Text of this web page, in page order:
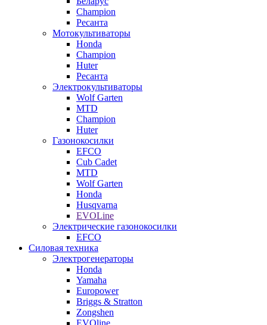
Champion
Ресанта
Мотокультиваторы
Honda
Champion
Huter
Ресанта
Электрокультиваторы
Wolf Garten
MTD
Champion
Huter
Газонокосилки
EFCO
Cub Cadet
MTD
Wolf Garten
Honda
Husqvarna
EVOLine
Электрические газонокосилки
EFCO
Силовая техника
Электрогенераторы
Honda
Yamaha
Europower
Briggs & Stratton
Zongshen
EVOline